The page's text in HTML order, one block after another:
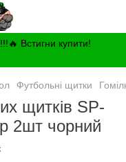
Встигни купити!
Футбольні щитки
щитків SP-
2шт чорний